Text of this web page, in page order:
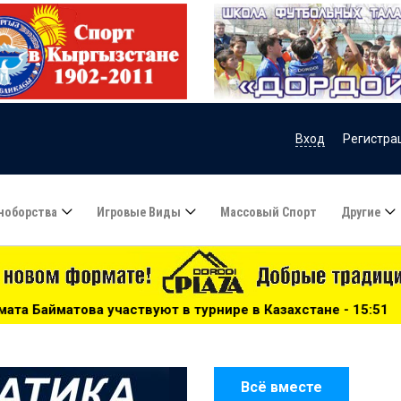
Вход
Игровые Виды Массовый Спорт Другие
в Казахстане - 15:51 *** Сборную Казахстана
Всё вместе